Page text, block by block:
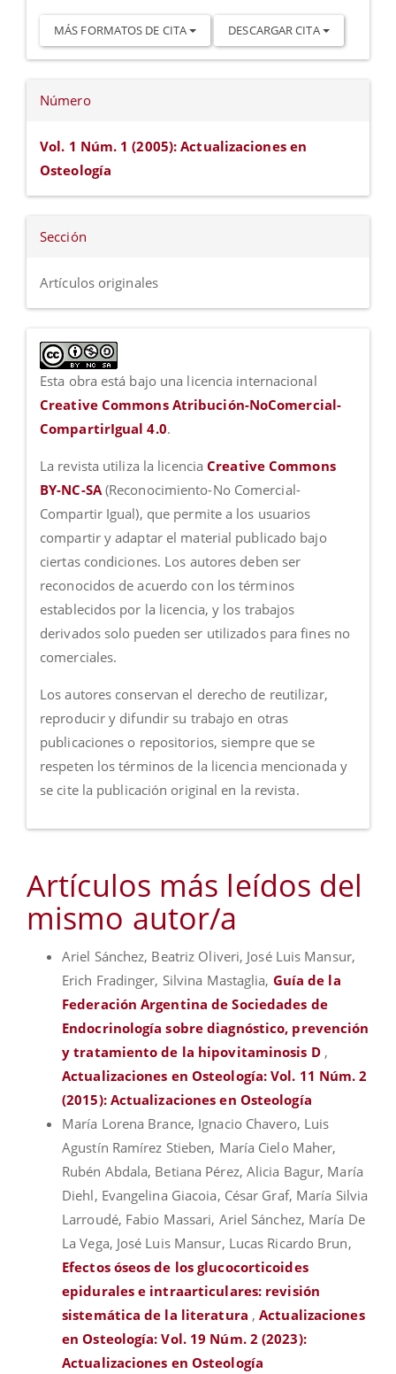
MÁS FORMATOS DE CITA DESCARGAR CITA
Número
Vol. 1 Núm. 1 (2005): Actualizaciones en
Osteología
Sección
Artículos originales
Esta obra está bajo una licencia internacional
Creative Commons Atribución-NoComercial-
CompartirIgual 4.0.
La revista utiliza la licenciaCreative Commons
BY-NC-SA(Reconocimiento-No Comercial-
Compartir Igual), que permite a los usuarios
compartir y adaptar el material publicado bajo
ciertas condiciones. Los autores deben ser
reconocidos de acuerdo con los términos
establecidos por la licencia, y los trabajos
derivados solo pueden ser utilizados para fines no
comerciales.
Los autores conservan el derecho de reutilizar,
reproducir y difundir su trabajo en otras
publicaciones o repositorios, siempre que se
respeten los términos de la licencia mencionada y
se cite la publicación original en la revista.
Artículos más leídos del
mismo autor/a
Ariel Sánchez, Beatriz Oliveri, José Luis Mansur,
Erich Fradinger, Silvina Mastaglia, Guía de la
Federación Argentina de Sociedades de
Endocrinología sobre diagnóstico, prevención
y tratamiento de la hipovitaminosis D ,
Actualizaciones en Osteología: Vol. 11 Núm. 2
(2015): Actualizaciones en Osteología
María Lorena Brance, Ignacio Chavero, Luis
Agustín Ramírez Stieben, María Cielo Maher,
Rubén Abdala, Betiana Pérez, Alicia Bagur, María
Diehl, Evangelina Giacoia, César Graf, María Silvia
Larroudé, Fabio Massari, Ariel Sánchez, María De
La Vega, José Luis Mansur, Lucas Ricardo Brun,
Efectos óseos de los glucocorticoides
epidurales e intraarticulares: revisión
sistemática de la literatura ,Actualizaciones
en Osteología: Vol. 19 Núm. 2 (2023):
Actualizaciones en Osteología